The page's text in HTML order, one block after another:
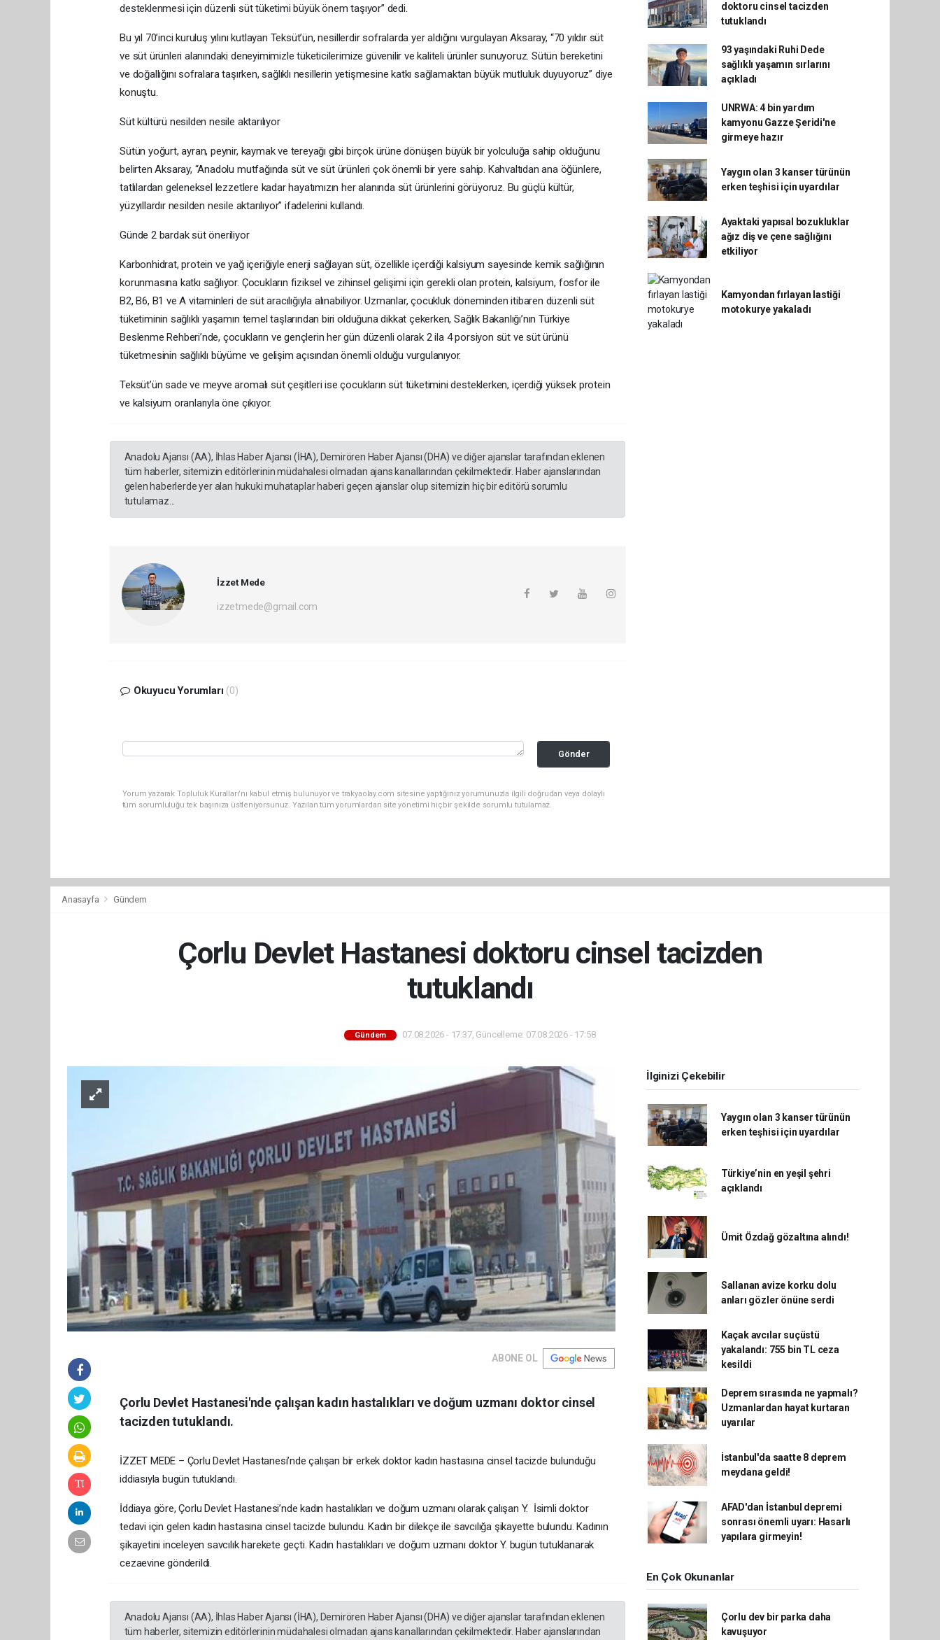
desteklenmesi için düzenli süt tüketimi büyük önem taşıyor” dedi.
Bu yıl 70’inci kuruluş yılını kutlayan Teksüt’ün, nesillerdir sofralarda yer aldığını vurgulayan Aksaray, “70 yıldır süt
ve süt ürünleri alanındaki deneyimimizle tüketicilerimize güvenilir ve kaliteli ürünler sunuyoruz. Sütün bereketini
ve doğallığını sofralara taşırken, sağlıklı nesillerin yetişmesine katkı sağlamaktan büyük mutluluk duyuyoruz” diye
konuştu.
Süt kültürü nesilden nesile aktarılıyor
Sütün yoğurt, ayran, peynir, kaymak ve tereyağı gibi birçok ürüne dönüşen büyük bir yolculuğa sahip olduğunu
belirten Aksaray, “Anadolu mutfağında süt ve süt ürünleri çok önemli bir yere sahip. Kahvaltıdan ana öğünlere,
tatlılardan geleneksel lezzetlere kadar hayatımızın her alanında süt ürünlerini görüyoruz. Bu güçlü kültür,
yüzyıllardır nesilden nesile aktarılıyor” ifadelerini kullandı.
Günde 2 bardak süt öneriliyor
Karbonhidrat, protein ve yağ içeriğiyle enerji sağlayan süt, özellikle içerdiği kalsiyum sayesinde kemik sağlığının
korunmasına katkı sağlıyor. Çocukların fiziksel ve zihinsel gelişimi için gerekli olan protein, kalsiyum, fosfor ile
B2, B6, B1 ve A vitaminleri de süt aracılığıyla alınabiliyor. Uzmanlar, çocukluk döneminden itibaren düzenli süt
tüketiminin sağlıklı yaşamın temel taşlarından biri olduğuna dikkat çekerken, Sağlık Bakanlığı’nın Türkiye
Beslenme Rehberi’nde, çocukların ve gençlerin her gün düzenli olarak 2 ila 4 porsiyon süt ve süt ürünü
tüketmesinin sağlıklı büyüme ve gelişim açısından önemli olduğu vurgulanıyor.
Teksüt’ün sade ve meyve aromalı süt çeşitleri ise çocukların süt tüketimini desteklerken, içerdiği yüksek protein
ve kalsiyum oranlarıyla öne çıkıyor.
Anadolu Ajansı (AA), İhlas Haber Ajansı (İHA), Demirören Haber Ajansı (DHA) ve diğer ajanslar tarafından eklenen
tüm haberler, sitemizin editörlerinin müdahalesi olmadan ajans kanallarından çekilmektedir. Haber ajanslarından
gelen haberlerde yer alan hukuki muhataplar haberi geçen ajanslar olup sitemizin hiç bir editörü sorumlu
tutulamaz...
İzzet Mede
izzetmede@gmail.com
Okuyucu Yorumları (0)
Gönder
Yorum yazarak Topluluk Kuralları’nı kabul etmiş bulunuyor ve trakyaolay.com sitesine yaptığınız yorumunuzla ilgili doğrudan veya dolaylı
tüm sorumluluğu tek başınıza üstleniyorsunuz. Yazılan tüm yorumlardan site yönetimi hiçbir şekilde sorumlu tutulamaz.
doktoru cinsel tacizden
tutuklandı
93 yaşındaki Ruhi Dede
sağlıklı yaşamın sırlarını
açıkladı
UNRWA: 4 bin yardım
kamyonu Gazze Şeridi'ne
girmeye hazır
Yaygın olan 3 kanser türünün
erken teşhisi için uyardılar
Ayaktaki yapısal bozukluklar
ağız diş ve çene sağlığını
etkiliyor
Kamyondan fırlayan lastiği
motokurye yakaladı
Anasayfa Gündem
Çorlu Devlet Hastanesi doktoru cinsel tacizden
tutuklandı
Gündem 07.08.2026 - 17:37, Güncelleme: 07.08.2026 - 17:58
ABONE OL
Çorlu Devlet Hastanesi'nde çalışan kadın hastalıkları ve doğum uzmanı doktor cinsel
tacizden tutuklandı.
İZZET MEDE – Çorlu Devlet Hastanesi’nde çalışan bir erkek doktor kadın hastasına cinsel tacizde bulunduğu
iddiasıyla bugün tutuklandı.
İddiaya göre, Çorlu Devlet Hastanesi’nde kadın hastalıkları ve doğum uzmanı olarak çalışan Y. İsimli doktor
tedavi için gelen kadın hastasına cinsel tacizde bulundu. Kadın bir dilekçe ile savcılığa şikayette bulundu. Kadının
şikayetini inceleyen savcılık harekete geçti. Kadın hastalıkları ve doğum uzmanı doktor Y. bugün tutuklanarak
cezaevine gönderildi.
Anadolu Ajansı (AA), İhlas Haber Ajansı (İHA), Demirören Haber Ajansı (DHA) ve diğer ajanslar tarafından eklenen
tüm haberler, sitemizin editörlerinin müdahalesi olmadan ajans kanallarından çekilmektedir. Haber ajanslarından
İlginizi Çekebilir
Yaygın olan 3 kanser türünün
erken teşhisi için uyardılar
Türkiye’nin en yeşil şehri
açıklandı
Ümit Özdağ gözaltına alındı!
Sallanan avize korku dolu
anları gözler önüne serdi
Kaçak avcılar suçüstü
yakalandı: 755 bin TL ceza
kesildi
Deprem sırasında ne yapmalı?
Uzmanlardan hayat kurtaran
uyarılar
İstanbul'da saatte 8 deprem
meydana geldi!
AFAD'dan İstanbul depremi
sonrası önemli uyarı: Hasarlı
yapılara girmeyin!
En Çok Okunanlar
Çorlu dev bir parka daha
kavuşuyor